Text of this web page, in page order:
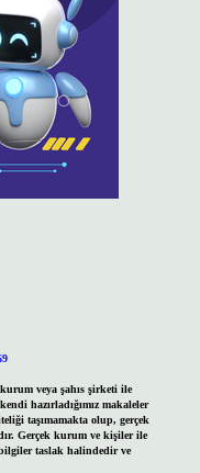
veya şahıs şirketi ile
hazırladığımız makaleler
taşımamakta olup, gerçek
Gerçek kurum ve kişiler ile
taslak halindedir ve